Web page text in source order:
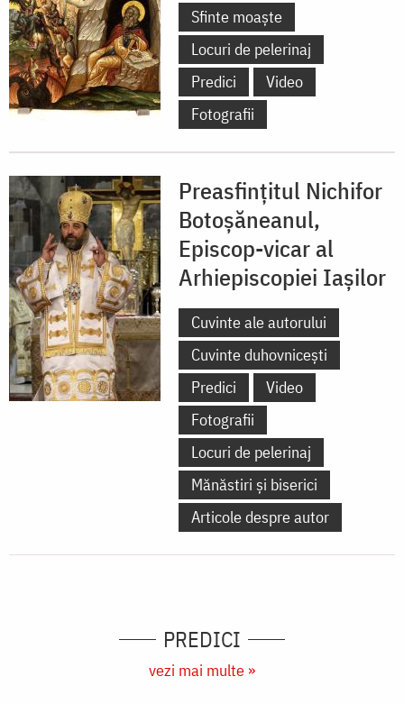
Sfinte moaște
Locuri de pelerinaj
Predici
Video
Fotografii
Preasfințitul Nichifor
Botoșăneanul,
Episcop-vicar al
Arhiepiscopiei Iașilor
Cuvinte ale autorului
Cuvinte duhovnicești
Predici
Video
Fotografii
Locuri de pelerinaj
Mănăstiri și biserici
Articole despre autor
PREDICI
vezi mai multe »